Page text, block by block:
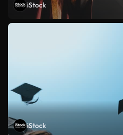
iStock
iStock